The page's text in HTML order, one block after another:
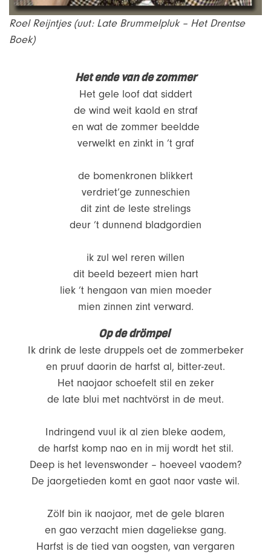
Roel Reijntjes (uut: Late Brummelpluk – Het Drentse
Boek)
Het ende van de zommer
Het gele loof dat siddert
de wind weit kaold en straf
en wat de zommer beeldde
verwelkt en zinkt in ’t graf
de bomenkronen blikkert
verdriet’ge zunneschien
dit zint de leste strelings
deur ’t dunnend bladgordien
ik zul wel reren willen
dit beeld bezeert mien hart
liek ’t hengaon van mien moeder
mien zinnen zint verward.
Op de drömpel
Ik drink de leste druppels oet de zommerbeker
en pruuf daorin de harfst al, bitter-zeut.
Het naojaor schoefelt stil en zeker
de late blui met nachtvörst in de meut.
Indringend vuul ik al zien bleke aodem,
de harfst komp nao en in mij wordt het stil.
Deep is het levenswonder – hoeveel vaodem?
De jaorgetieden komt en gaot naor vaste wil.
Zölf bin ik naojaor, met de gele blaren
en gao verzacht mien dageliekse gang.
Harfst is de tied van oogsten, van vergaren